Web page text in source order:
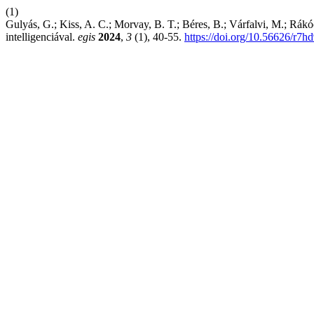
(1)
Gulyás, G.; Kiss, A. C.; Morvay, B. T.; Béres, B.; Várfalvi, M.;
intelligenciával. egis 2024, 3 (1), 40-55. https://doi.org/10.56626/